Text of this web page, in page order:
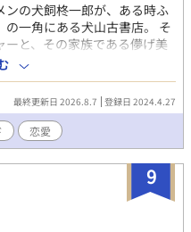
の犬飼柊一郎が、ある時ふ
一角にある犬山古書店。 そ
と、その家族である儚げ美
山悠介と、初めて恋をした犬
黒猫ニャーの物語。 ※猫と話
ちら
726351697/864835577
最終更新日 2026.8.7 登録日 2024.4.27
恋愛
9